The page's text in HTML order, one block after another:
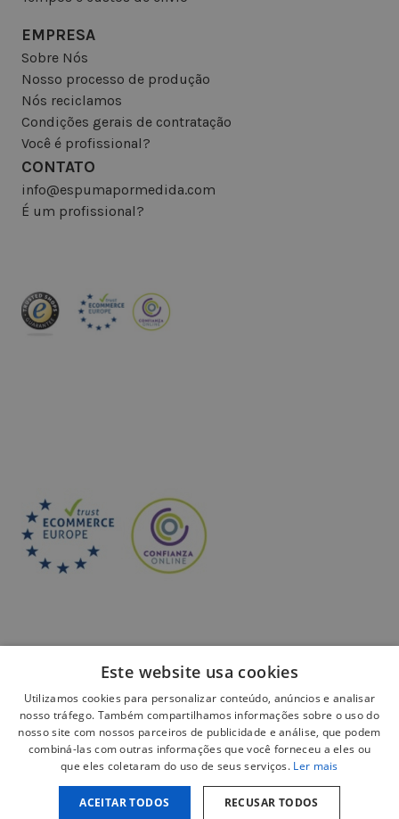
EMPRESA
Sobre Nós
Nosso processo de produção
Nós reciclamos
Condições gerais de contratação
Você é profissional?
CONTATO
info@espumapormedida.com
É um profissional?
Pagamento seguro:
Este website usa cookies
Utilizamos cookies para personalizar conteúdo, anúncios e analisar
nosso tráfego. Também compartilhamos informações sobre o uso do
nosso site com nossos parceiros de publicidade e análise, que podem
combiná-las com outras informações que você forneceu a eles ou
que eles coletaram do uso de seus serviços. Ler mais
ACEITAR TODOS RECUSAR TODOS